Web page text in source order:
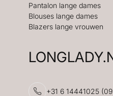
Pantalon lange dames
Blouses lange dames
Blazers lange vrouwen
+31 6 14441025